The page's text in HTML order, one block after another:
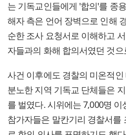
는 기독교인들에게 '합의'를 종
해자 측은 언어 장벽으로 인해
순한 조사 요청서로 이해하고
자들과의 화해 합의서였던 것
사건 이후에도 경찰의 미온적
분노한 지역 기독교 단체들은
를 벌였다. 시위에는 7,000명
참가자들은 말칸기리 경찰서를